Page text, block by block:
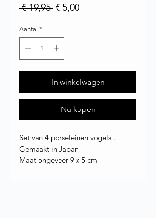
€ 19,95 Normale prijs
€ 5,00Verkoopprijs
Aantal *
In winkelwagen
Nu kopen
Set van 4 porseleinen vogels .
Gemaakt in Japan
Maat ongeveer 9 x 5 cm